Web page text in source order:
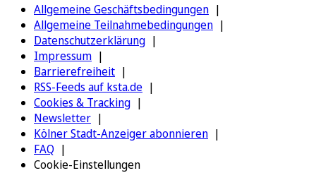
Allgemeine Geschäftsbedingungen
Allgemeine Teilnahmebedingungen
Datenschutzerklärung
Impressum
Barrierefreiheit
RSS-Feeds auf ksta.de
Cookies & Tracking
Newsletter
Kölner Stadt-Anzeiger abonnieren
FAQ
Cookie-Einstellungen